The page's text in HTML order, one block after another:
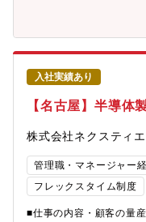
速されていくなかで電子
いく必要があります。こ
ます。【入社後の教育体
業務に関する導入教育を
っていきます。【配属
時間 8:10～16:55・フレ
入社実績あり
【名古屋】半導体
株式会社ネクスティ
管理職・マネージャー
フレックスタイム制度
■仕事の内容・顧客の量